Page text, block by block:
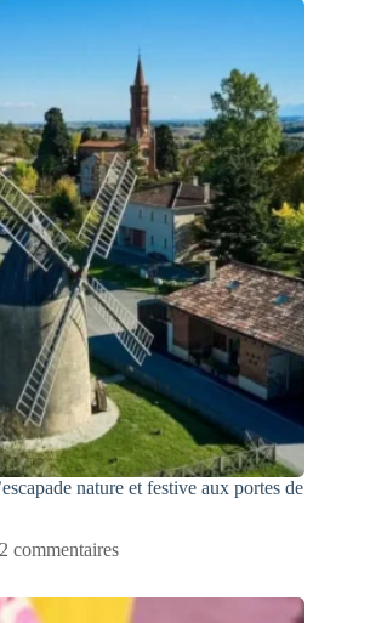
nature et festive aux portes de
commentaires